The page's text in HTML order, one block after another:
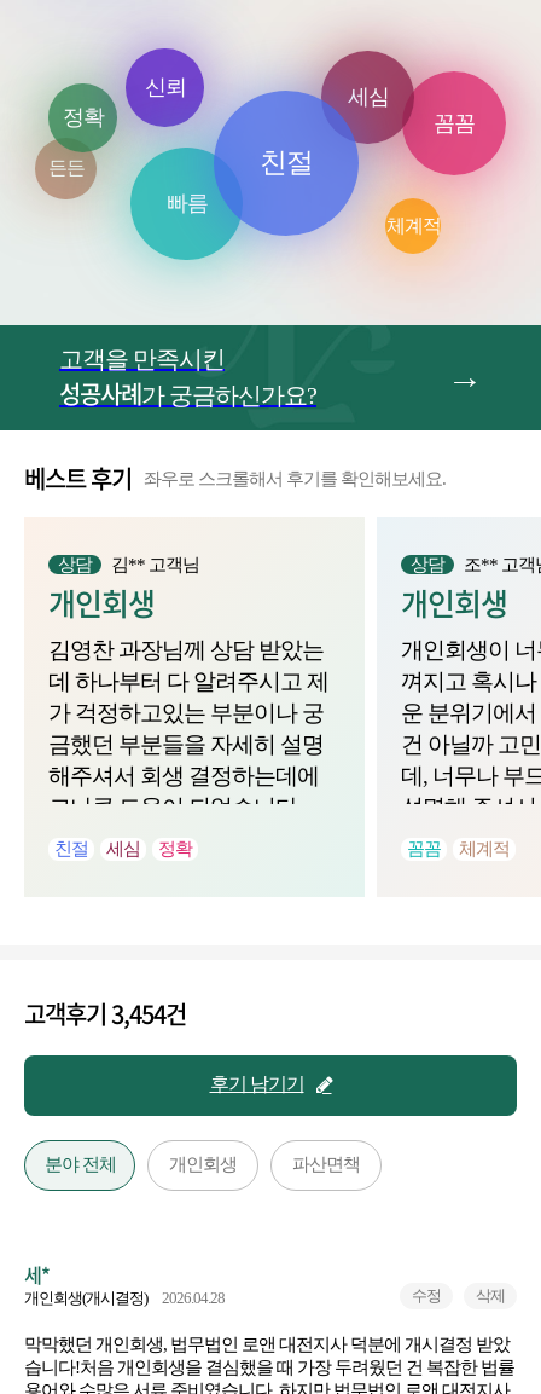
친절
빠름
꼼꼼
세심
신뢰
정확
든든
체계적
고객을 만족시킨
성공사례가 궁금하신가요?
베스트 후기 좌우로 스크롤해서 후기를 확인해보세요.
상담 김** 고객님
개인회생
김영찬 과장님께 상담 받았는
데 하나부터 다 알려주시고 제
가 걱정하고있는 부분이나 궁
금했던 부분들을 자세히 설명
해주셔서 회생 결정하는데에
크나큼 도움이 되었습니다
친절 세심 정확
상담 조** 고객
개인회생
개인회생이
껴지고 혹시
운 분위기에
건 아닐까 고
데, 너무나 부
설명해 주셔
담을 마칠 수
꼼꼼 체계적
고객후기 3,454건
후기 남기기
분야 전체 개인회생 파산면책
세*
개인회생(개시결정) 2026.04.28 수정 삭제
막막했던 개인회생, 법무법인 로앤 대전지사 덕분에 개시결정 받았
습니다! ​처음 개인회생을 결심했을 때 가장 두려웠던 건 복잡한 법률
용어와 수많은 서류 준비였습니다. 하지만 법무법인 로앤 대전지사